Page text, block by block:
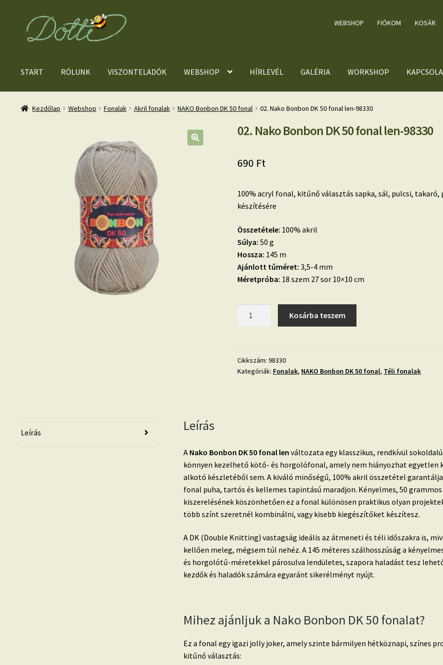
Ugrás
navigációhoz
Kilépés
tartalomba
WEBSHOP FIÓKOM KOSÁR
START RÓLUNK VISZONTELADÓK WEBSHOP HÍRLEVÉL GALÉRIA WORKSHOP
Kezdőlap Webshop Fonalak Akril fonalak NAKO Bonbon DK 50 fonal 02. Nako Bonbon DK 50 fonal len-98330
02. Nako Bonbon DK 50 fonal len-98330
690 Ft
100% acryl fonal, kitűnő választás sapka, sál, pulcsi,
készítésére
Összetétele: 100% akril
Súlya: 50 g
Hossza: 145 m
Ajánlott tűméret: 3,5-4 mm
Méretpróba: 18 szem 27 sor 10×10 cm
50
fonal
Kosárba teszem
Cikkszám:98330
Kategóriák: Fonalak, NAKO Bonbon DK 50 fonal, Téli fonalak
Leírás Leírás
A Nako Bonbon DK 50 fonal len változata egy klasszikus, rendkívül sokoldalú
könnyen kezelhető kötő- és horgolófonal, amely nem hiányozhat egyetlen
alkotó készletéből sem. A kiváló minőségű, 100% akril összetétel
fonal puha, tartós és kellemes tapintású maradjon. Kényelmes, 50 grammos
kiszerelésének köszönhetően ez a fonal különösen praktikus olyan
több színt szeretnél kombinálni, vagy kisebb kiegészítőket készítesz.
A DK (Double Knitting) vastagság ideális az átmeneti és téli időszakra is,
kellően meleg, mégsem túl nehéz. A 145 méteres szálhosszúság a
és horgolótű-méretekkel párosulva lendületes, szapora haladást tesz
kezdők és haladók számára egyaránt sikerélményt nyújt.
Mihez ajánljuk a Nako Bonbon DK 50 fonalat?
Ez a fonal egy igazi jolly joker, amely szinte bármilyen hétköznapi, színes
kitűnő választás: